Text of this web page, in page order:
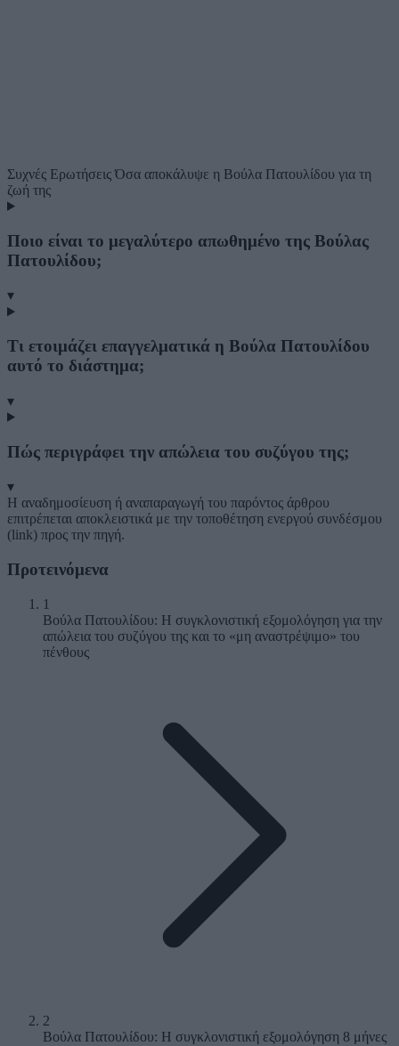
Συχνές ΕρωτήσειςΌσα αποκάλυψε η Βούλα Πατουλίδου για τη
ζωή της
Ποιο είναι το μεγαλύτερο απωθημένο της Βούλας
Πατουλίδου;
▾
Τι ετοιμάζει επαγγελματικά η Βούλα Πατουλίδου
αυτό το διάστημα;
▾
Πώς περιγράφει την απώλεια του συζύγου της;
▾
Η αναδημοσίευση ή αναπαραγωγή του παρόντος άρθρου
επιτρέπεται αποκλειστικά με την τοποθέτηση ενεργού συνδέσμου
(link) προς την πηγή.
Προτεινόμενα
1
Βούλα Πατουλίδου: Η συγκλονιστική εξομολόγηση για την
απώλεια του συζύγου της και το «μη αναστρέψιμο» του
πένθους
2
Βούλα Πατουλίδου: Η συγκλονιστική εξομολόγηση 8 μήνες